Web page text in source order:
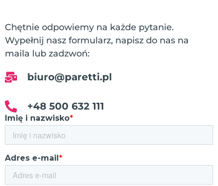
Chętnie odpowiemy na każde pytanie.
Wypełnij nasz formularz, napisz do nas na
maila lub zadzwoń:
biuro@paretti.pl
+48 500 632 111